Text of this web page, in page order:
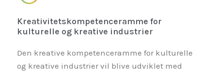
Kreativitetskompetenceramme for
kulturelle og kreative industrier
Den kreative kompetenceramme for kulturelle
og kreative industrier vil blive udviklet med